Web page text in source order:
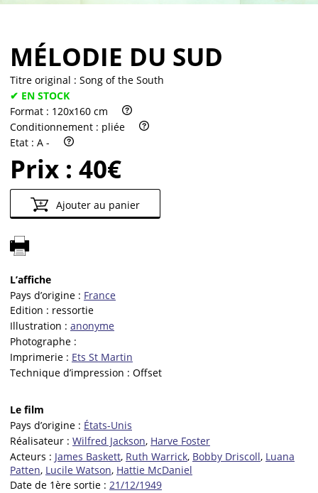
MÉLODIE DU SUD
Titre original : Song of the South
✔ EN STOCK
Format : 120x160 cm
Conditionnement : pliée
Etat : A -
Prix : 40€
Ajouter au panier
L’affiche
Pays d’origine : France
Edition : ressortie
Illustration : anonyme
Photographe :
Imprimerie : Ets St Martin
Technique d’impression : Offset
Le film
Pays d’origine : États-Unis
Réalisateur : Wilfred Jackson, Harve Foster
Acteurs : James Baskett, Ruth Warrick, Bobby Driscoll, Luana
Patten, Lucile Watson, Hattie McDaniel
Date de 1ère sortie : 21/12/1949